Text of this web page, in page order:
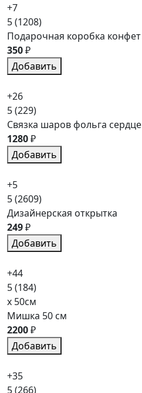
+7
5(1208)
Подарочная коробка конфет
350₽
Добавить
+26
5(229)
Связка шаров фольга сердце
1280₽
Добавить
+5
5(2609)
Дизайнерская открытка
249₽
Добавить
+44
5(184)
x 50см
Мишка 50 см
2200₽
Добавить
+35
5(266)